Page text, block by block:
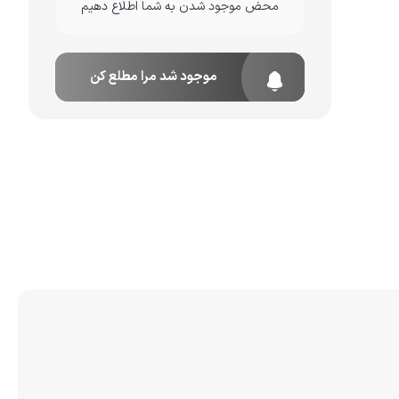
محض موجود شدن به شما اطلاع دهیم
موجود شد مرا مطلع کن